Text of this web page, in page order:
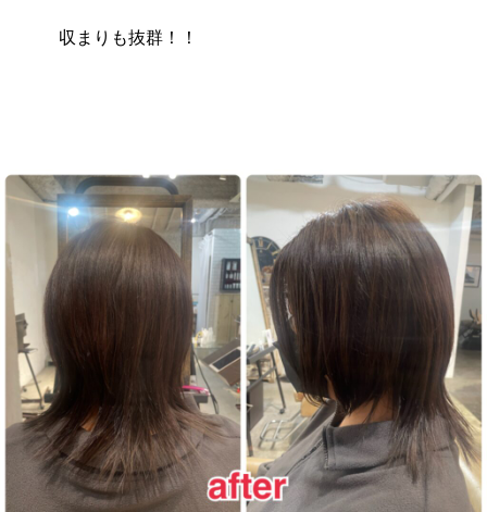
収まりも抜群！！